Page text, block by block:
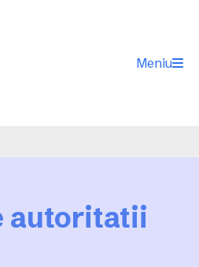
Meniu
autoritatii